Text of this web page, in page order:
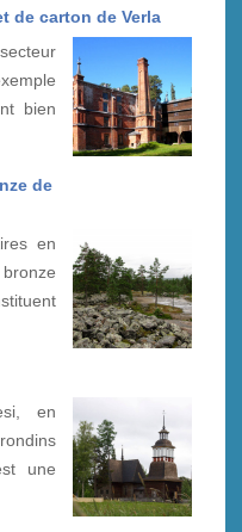
de carton de Verla
bien
de
en
en
une